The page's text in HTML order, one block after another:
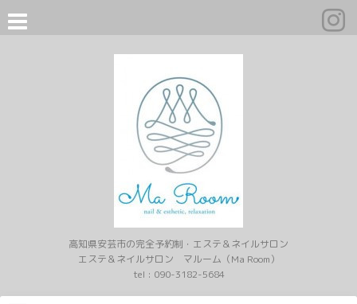
高知県安芸市の完全予約制・エステ＆ネイルサロン
エステ＆ネイルサロン マルーム（Ma Room）
tel : 090-3182-5684